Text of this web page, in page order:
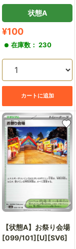
状態A
販
価
格
¥100
在庫数： 230
カートに追加
【状態A】お祭り会場
[099/101][U][SV6]